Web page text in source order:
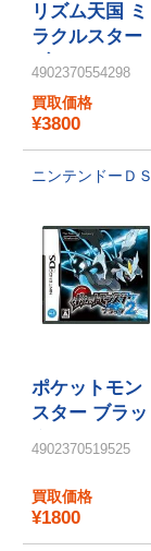
リズム天国 ミ
ラクルスター
ズ
4902370554298
買取価格
¥3800
ニンテンドーＤＳ
ポケットモン
スター ブラッ
ク2
4902370519525
買取価格
¥1800